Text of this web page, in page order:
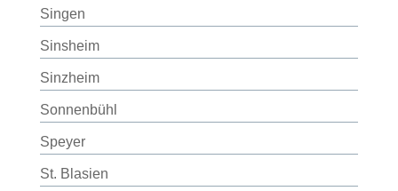
Singen
Sinsheim
Sinzheim
Sonnenbühl
Speyer
St. Blasien